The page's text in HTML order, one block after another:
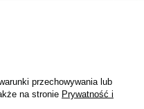
przechowywania lub
na stronie Prywatność i